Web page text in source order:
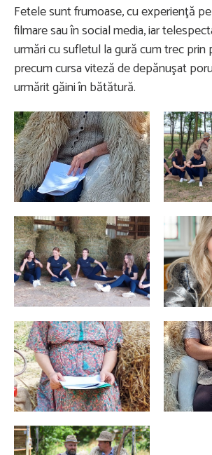
Fetele sunt frumoase, cu experienţă
filmare sau în social media, iar
urmări cu sufletul la gură cum trec
precum cursa viteză de depănuşat
urmărit găini în bătătură.